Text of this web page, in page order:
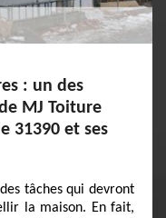
: un des
MJ Toiture
31390 et ses
tâches qui devront
la maison. En fait,